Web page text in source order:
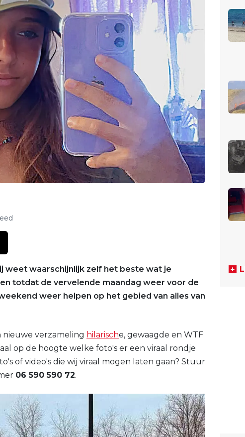
weet waarschijnlijk zelf het beste wat je
totdat de vervelende maandag weer voor de
weer helpen op het gebied van alles van
verzameling hilarische, gewaagde en WTF
op de hoogte welke foto's er een viraal rondje
of video's die wij viraal mogen laten gaan? Stuur
06 590 590 72.